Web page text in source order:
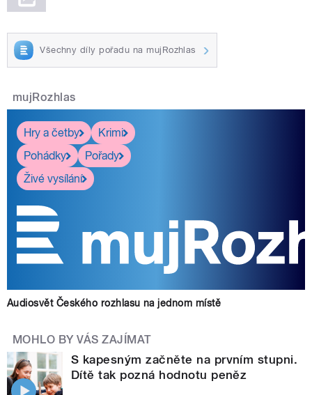
Všechny díly pořadu na mujRozhlas
mujRozhlas
Hry a četby
Krimi
Pohádky
Pořady
Živé vysílání
Audiosvět Českého rozhlasu na jednom místě
MOHLO BY VÁS ZAJÍMAT
S kapesným začněte na prvním stupni.
Dítě tak pozná hodnotu peněz